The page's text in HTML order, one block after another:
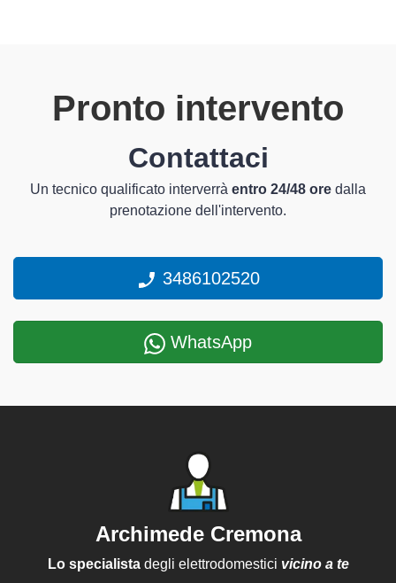
Pronto intervento
Contattaci
Un tecnico qualificato interverrà entro 24/48 ore dalla
prenotazione dell'intervento.
3486102520
WhatsApp
Archimede Cremona
Lo specialistadegli elettrodomestici vicino a te